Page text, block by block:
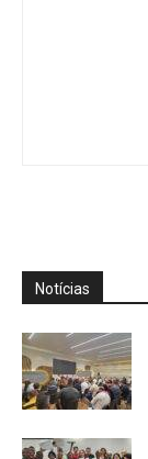
Notícias